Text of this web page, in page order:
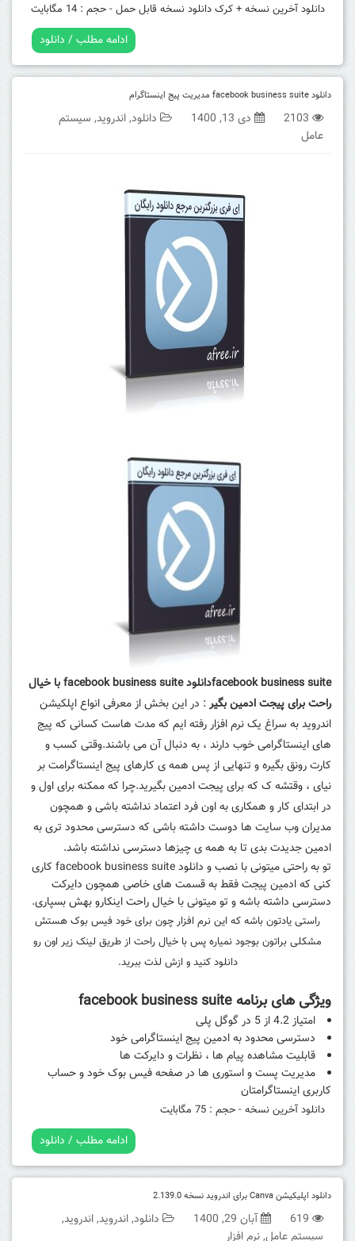
دانلود آخرین نسخه + کرک دانلود نسخه قابل حمل - حجم : 14 مگابایت
ادامه مطلب / دانلود
دانلود facebook business suite مدیریت پیج اینستاگرام
2103 دی 13, 1400 دانلود,اندروید, سیستم
عامل
facebook business suiteدانلود facebook business suite با خیال
راحت برای پیجت ادمین بگیر : در این بخش از معرفی انواع اپلکیشن
اندروید به سراغ یک نرم افزار رفته ایم که مدت هاست کسانی که پیج
های اینستاگرامی خوب دارند ، به دنبال آن می باشند.وقتی کسب و
کارت رونق بگیره و تنهایی از پس همه ی کارهای پیج اینستاگرامت بر
نیای ، وقتشه ک که برای پیجت ادمین بگیرید.چرا که ممکنه برای اول و
در ابتدای کار و همکاری به اون فرد اعتماد نداشته باشی و همچون
مدیران وب سایت ها دوست داشته باشی که دسترسی محدود تری به
ادمین جدیدت بدی تا به همه ی چیزها دسترسی نداشته باشد.
تو به راحتی میتونی با نصب و دانلود facebook business suite کاری
کنی که ادمین پیجت فقط به قسمت های خاصی همچون دایرکت
دسترسی داشته باشه و تو میتونی با خیال راحت اینکارو بهش بسپاری.
راستی یادتون باشه که این نرم افزار چون برای خود فیس بوک هستش
مشکلی براتون بوجود نمیاره پس با خیال راحت از طریق لینک زیر اون رو
دانلود کنید و ازش لذت ببرید.
ویژگی های برنامه facebook business suite
امتیاز 4.2 از 5 در گوگل پلی
دسترسی محدود به ادمین پیج اینستاگرامی خود
قابلیت مشاهده پیام ها ، نظرات و دایرکت ها
مدیریت پست و استوری ها در صفحه فیس بوک خود و حساب
کاربری اینستاگرامتان
دانلود آخرین نسخه - حجم : 75 مگابایت
ادامه مطلب / دانلود
دانلود اپلیکیشن Canva برای اندروید نسخه 2.139.0
619 آبان 29, 1400 دانلود,اندروید,اندروید,
سیستم عامل,نرم افزار